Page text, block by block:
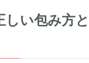
しい包み方